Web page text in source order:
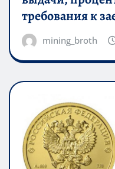
требования к
mining_broth